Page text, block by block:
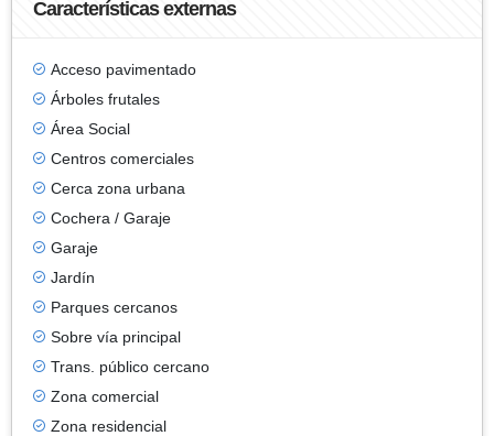
Características externas
Acceso pavimentado
Árboles frutales
Área Social
Centros comerciales
Cerca zona urbana
Cochera / Garaje
Garaje
Jardín
Parques cercanos
Sobre vía principal
Trans. público cercano
Zona comercial
Zona residencial